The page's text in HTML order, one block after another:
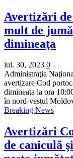
Avertizări
mult de
dimineaţa
iul. 30, 2023 0
Administraţia
avertizare Cod
dimineaţa la ora
în nord-vestul
Breaking News
Avertizări
de caniculă